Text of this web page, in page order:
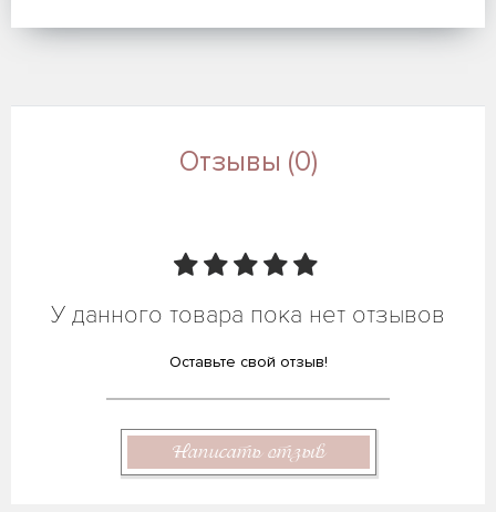
Отзывы (0)
У данного товара пока нет отзывов
Оставьте свой отзыв!
Написать отзыв